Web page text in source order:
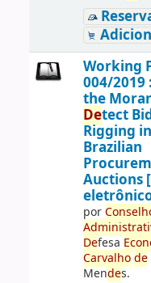
Working
004/2019
the
Detect
Rigging in
Brazilian
Auctions
por
Defesa
Carvalho de
Mendes.